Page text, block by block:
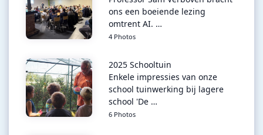
ons een boeiende lezing
omtrent AI. …
4 Photos
2025 Schooltuin
Enkele impressies van onze
school tuinwerking bij lagere
school 'De …
6 Photos